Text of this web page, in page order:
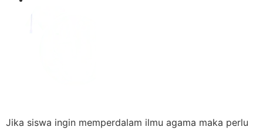
Jika siswa ingin memperdalam ilmu agama maka perlu